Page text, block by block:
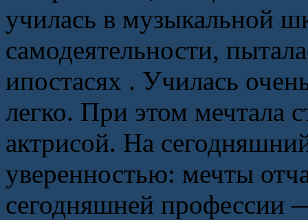
училась в музыкальной
самодеятельности,
ипостасях . Училась
легко. При этом мечтала
актрисой. На
уверенностью: мечты
сегодняшней профессии